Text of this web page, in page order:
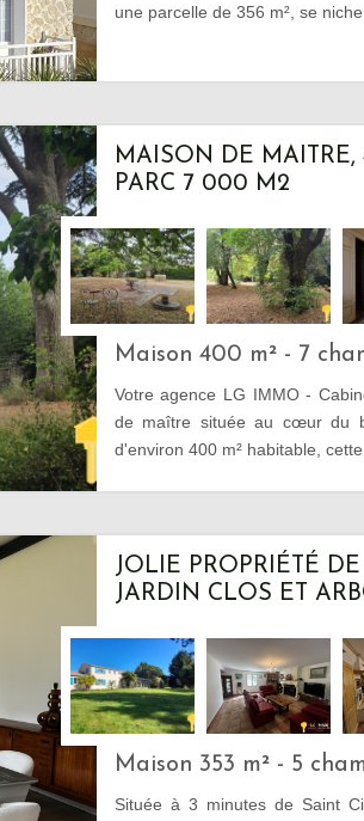
une parcelle de 356 m², se
MAISON DE
PARC 7 000 M2
Maison 400 m² - 7
Votre agence LG IMMO -
de maître située au cœur du
d'environ 400 m² habitable, cette
JOLIE PROPRIÉTÉ
JARDIN CLOS ET
Maison 353 m² - 5
Située à 3 minutes de Saint